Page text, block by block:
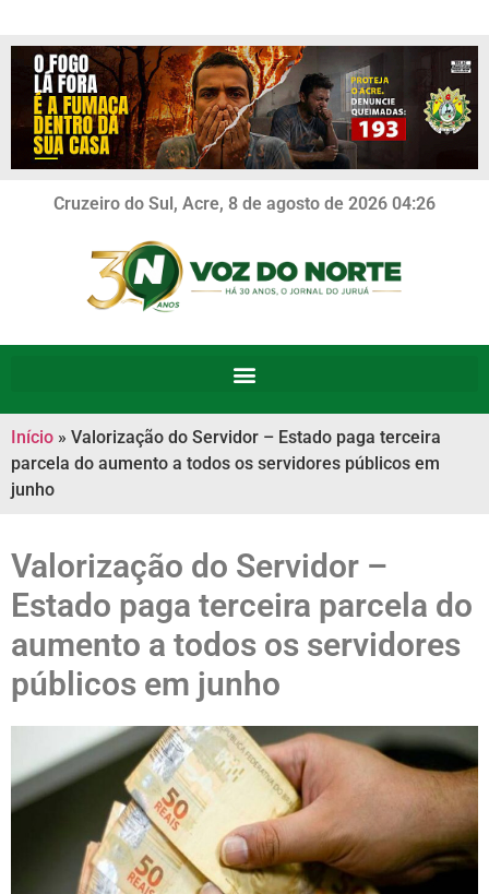
Cruzeiro do Sul, Acre, 8 de agosto de 2026 04:26
Início » Valorização do Servidor – Estado paga terceira
parcela do aumento a todos os servidores públicos em
junho
Valorização do Servidor –
Estado paga terceira parcela do
aumento a todos os servidores
públicos em junho